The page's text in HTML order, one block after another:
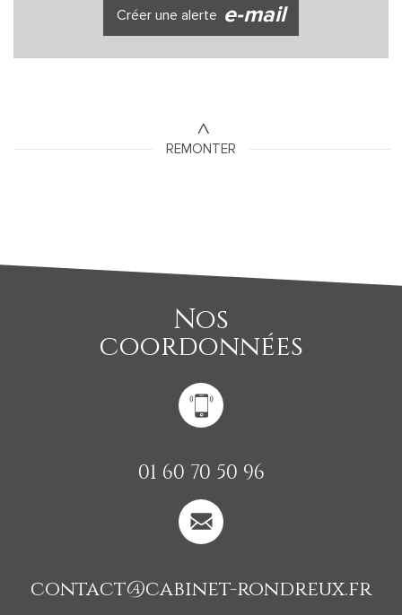
Créer une alerte e-mail
REMONTER
Nos
coordonnées
01 60 70 50 96
contact@cabinet-rondreux.fr